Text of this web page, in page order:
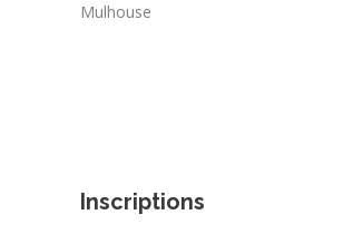
Mulhouse
Inscriptions